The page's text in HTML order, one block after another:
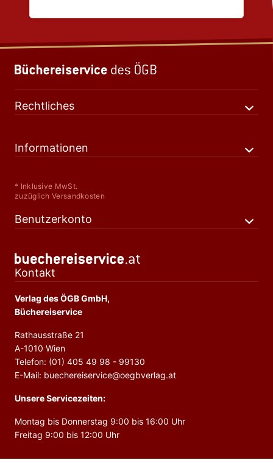
Rechtliches
Informationen
* Inklusive MwSt.
zuzüglich Versandkosten
Benutzerkonto
Kontakt
Verlag des ÖGB GmbH,
Büchereiservice
Rathausstraße 21
A-1010 Wien
Telefon: (01) 405 49 98 - 99130
E-Mail: buechereiservice@oegbverlag.at
Unsere Servicezeiten:
Montag bis Donnerstag 9:00 bis 16:00 Uhr
Freitag 9:00 bis 12:00 Uhr